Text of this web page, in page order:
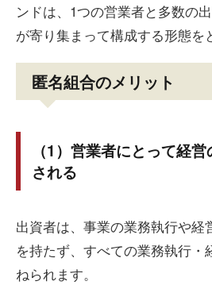
ンドは、1つの営業者と多数の
が寄り集まって構成する形態を
匿名組合のメリット
（1）営業者にとって経
される
出資者は、事業の業務執行や経
を持たず、すべての業務執行
ねられます。